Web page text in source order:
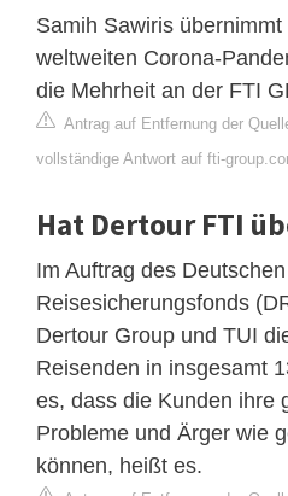
Samih Sawiris
weltweiten Corona-
die Mehrheit an der FTI
Antrag auf Entfernung der
vollständige Antwort auf fti-
Hat Dertour FTI
Im Auftrag des Deutschen
Reisesicherungsfonds
Dertour Group und TUI
Reisenden in insgesamt
es, dass die Kunden ihre
Probleme und Ärger wie
können, heißt es.